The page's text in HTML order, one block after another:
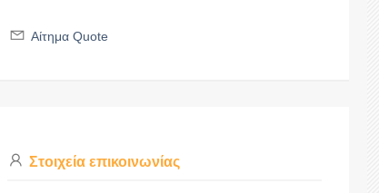
Αίτημα Quote
Στοιχεία επικοινωνίας